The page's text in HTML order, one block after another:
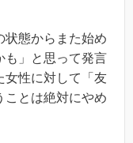
状態からまた始め
も」と思って発言
女性に対して「友
ことは絶対にやめ